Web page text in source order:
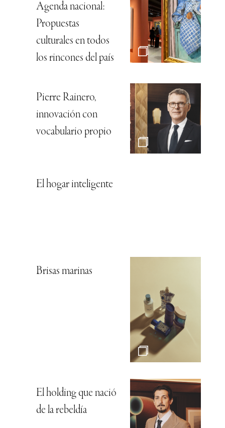
Agenda nacional:
Propuestas
culturales en todos
los rincones del país
Pierre Rainero,
innovación con
vocabulario propio
El hogar inteligente
Brisas marinas
El holding que nació
de la rebeldía